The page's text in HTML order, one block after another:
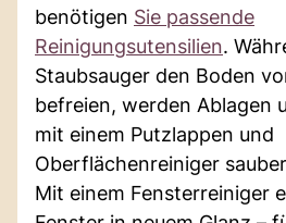
benötigen Sie passende
Reinigungsutensilien.
Staubsauger den Boden
befreien, werden Ablagen
mit einem Putzlappen und
Oberflächenreiniger
Mit einem Fensterreiniger